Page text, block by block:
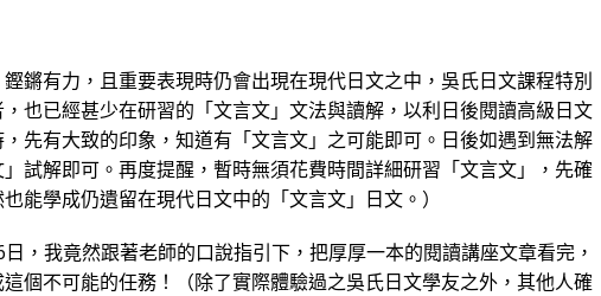
鏘有力，且重要表現時仍會出現在現代日文之中，吳氏日文課程特別
也已經甚少在研習的「文言文」文法與讀解，以利日後閱讀高級日文
先有大致的印象，知道有「文言文」之可能即可。日後如遇到無法解
試解即可。再度提醒，暫時無須花費時間詳細研習「文言文」，先確
能學成仍遺留在現代日文中的「文言文」日文。）
，我竟然跟著老師的口說指引下，把厚厚一本的閱讀講座文章看完，
個不可能的任務！（除了實際體驗過之吳氏日文學友之外，其他人確